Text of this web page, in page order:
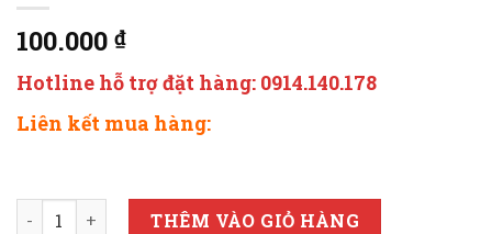
100.000 ₫
Hotline hỗ trợ đặt hàng: 0914.140.178
Liên kết mua hàng:
RƯỢU BÀU ĐÁ CHAI PET 1 Lit số lượng
THÊM VÀO GIỎ HÀNG